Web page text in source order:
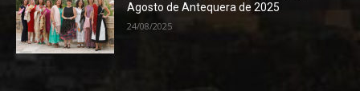
Agosto de Antequera de 2025
24/08/2025